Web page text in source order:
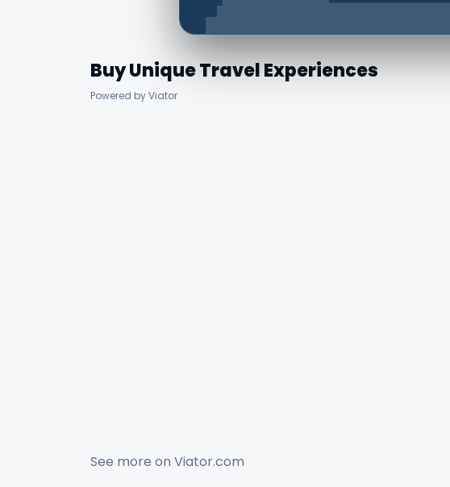
Buy Unique Travel Experiences
Powered by Viator
See more on Viator.com